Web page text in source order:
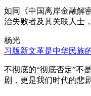
如同《中国离岸金融解
治失败者及其关联人士
杨光
习版新文革是中华民族
不彻底的“彻底否定”不
剧，更是我们时代的悲剧